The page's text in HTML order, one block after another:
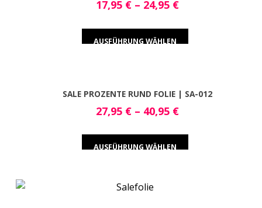
17,95 €– 24,95 €
AUSFÜHRUNG WÄHLEN
SALE PROZENTE RUND FOLIE | SA-012
27,95 €– 40,95 €
AUSFÜHRUNG WÄHLEN